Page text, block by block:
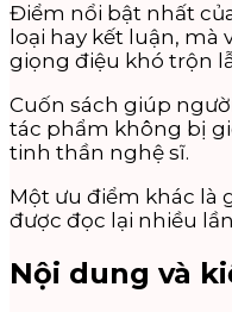
Điểm nổi bật nhất
loại hay kết luận,
giọng điệu khó trộn
Cuốn sách giúp
tác phẩm không bị
tinh thần nghệ sĩ.
Một ưu điểm khác là
được đọc lại nhiều
Nội dung và